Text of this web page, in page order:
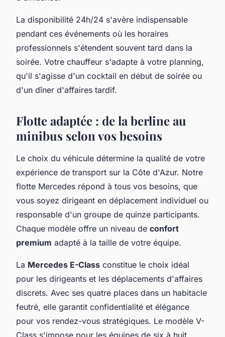
La disponibilité 24h/24 s'avère indispensable
pendant ces événements où les horaires
professionnels s'étendent souvent tard dans la
soirée. Votre chauffeur s'adapte à votre planning,
qu'il s'agisse d'un cocktail en début de soirée ou
d'un dîner d'affaires tardif.
Flotte adaptée : de la berline au
minibus selon vos besoins
Le choix du véhicule détermine la qualité de votre
expérience de transport sur la Côte d'Azur. Notre
flotte Mercedes répond à tous vos besoins, que
vous soyez dirigeant en déplacement individuel ou
responsable d'un groupe de quinze participants.
Chaque modèle offre un niveau de confort
premium adapté à la taille de votre équipe.
La Mercedes E-Class constitue le choix idéal
pour les dirigeants et les déplacements d'affaires
discrets. Avec ses quatre places dans un habitacle
feutré, elle garantit confidentialité et élégance
pour vos rendez-vous stratégiques. Le modèle V-
Class s'impose pour les équipes de six à huit